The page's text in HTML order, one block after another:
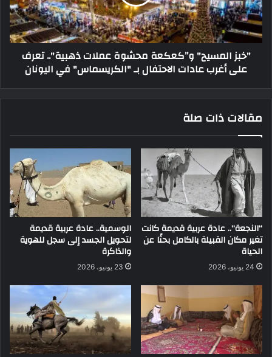
"خبز المسيح" و”كعكعة محشوة عملات ذهبية".. تعرف
على أغرب عادات الاحتفال بـ "الكريسماس" في اليونان
مقالات ذات صلة
“النجعة”.. عادة عربية قديمة كانت
تغير مكان القبيلة بالكامل بحثًا عن
الحياة
24 يونيو، 2026
الوسمية.. عادة عربية قديمة
لتحويل الجسد إلى سجل للهوية
والذاكرة
23 يونيو، 2026